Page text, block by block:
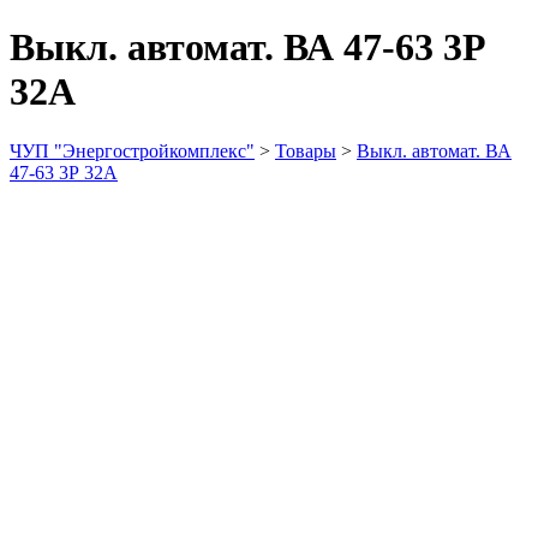
Выкл. автомат. ВА 47-63 3Р
32А
ЧУП "Энергостройкомплекс" > Товары > Выкл. автомат. ВА
47-63 3Р 32А